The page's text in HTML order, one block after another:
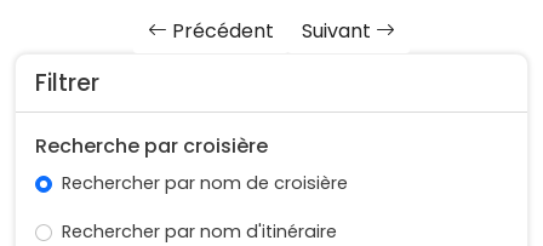
Filtrer
Recherche par croisière
Rechercher par nom de croisière
Rechercher par nom d'itinéraire
Précédent Suivant